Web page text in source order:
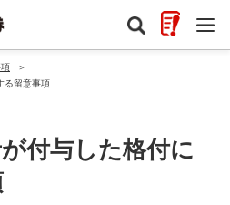
＞
る留意事項
付与した格付に